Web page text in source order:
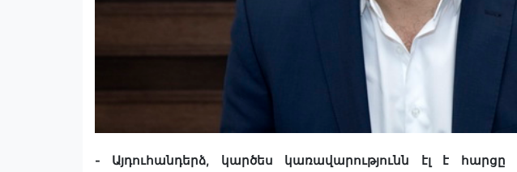
- Այդուհանդերձ, կարծես կառավարությունն էլ է հարցը